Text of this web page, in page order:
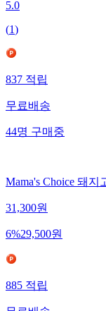
5.0
(1)
837적립
무료배송
44명구매중
Mama's Choice 돼지
31,300원
6%29,500원
885적립